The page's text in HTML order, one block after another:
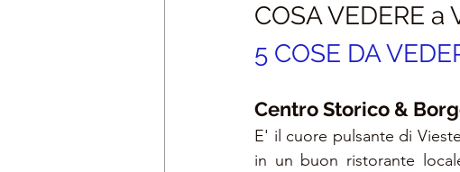
COSA VEDERE a
5 COSE DA
Centro Storico &
E' il cuore pulsante di
in un buon ristorante